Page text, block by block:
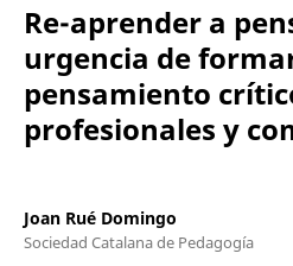
Re-aprender a
urgencia de
pensamiento
profesionales y
Joan Rué Domingo
Sociedad Catalana de Pedagogía